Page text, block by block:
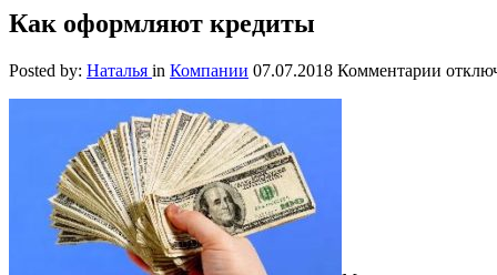
Как оформляют кредиты
Posted by: Наталья in Компании 07.07.2018 Комментарии к